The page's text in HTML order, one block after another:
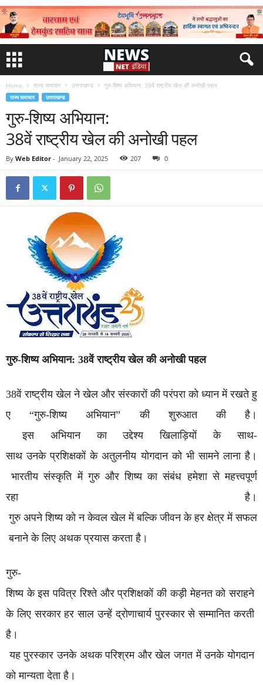
Home राज्य समाचार उत्तराखण्ड गुरु-शिष्य अभियान: 38वें राष्ट्रीय खेल की अनोखी पहल
राज्य समाचार उत्तराखण्ड
गुरु-शिष्य अभियान:
38वें राष्ट्रीय खेल की अनोखी पहल
By Web Editor - January 22, 2025 207 0
गुरु-शिष्य अभियान: 38वेंराष्ट्रीयखेलकी अनोखीपहल
38वें राष्ट्रीय खेल ने खेल और संस्कारों की परंपरा को ध्यान में रखते हु
ए “गुरु-शिष्य अभियान” की शुरुआत की है।
इस अभियान का उद्देश्य खिलाड़ियों के साथ-
साथ उनके प्रशिक्षकों के अतुलनीय योगदान को भी सामने लाना है।
भारतीय संस्कृति में गुरु और शिष्य का संबंध हमेशा से महत्त्वपूर्ण
रहा है।
गुरु अपने शिष्य को न केवल खेल में बल्कि जीवन के हर क्षेत्र में सफल
बनाने के लिए अथक प्रयास करता है।
गुरु-
शिष्य के इस पवित्र रिश्ते और प्रशिक्षकों की कड़ी मेहनत को सराहने
के लिए सरकार हर साल उन्हें द्रोणाचार्य पुरस्कार से सम्मानित करती
है।
यह पुरस्कार उनके अथक परिश्रम और खेल जगत में उनके योगदान
को मान्यता देता है।